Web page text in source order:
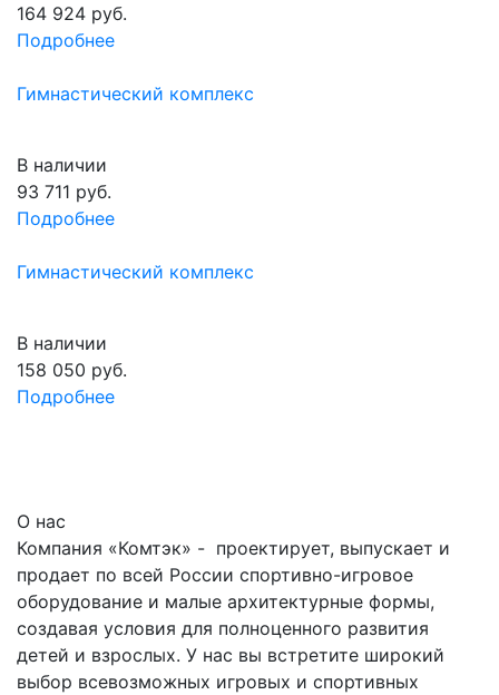
164 924 руб.
Подробнее
Гимнастический комплекс
В наличии
93 711 руб.
Подробнее
Гимнастический комплекс
В наличии
158 050 руб.
Подробнее
О нас
Компания «Комтэк» - проектирует, выпускает и
продает по всей России спортивно-игровое
оборудование и малые архитектурные формы,
создавая условия для полноценного развития
детей и взрослых. У нас вы встретите широкий
выбор всевозможных игровых и спортивных